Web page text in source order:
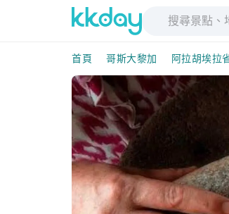
首頁 哥斯大黎加 阿拉胡埃拉